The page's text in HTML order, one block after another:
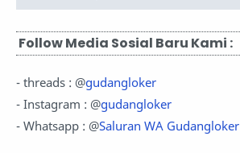
Follow Media Sosial Baru Kami :
- threads : @gudangloker
- Instagram : @gudangloker
- Whatsapp : @Saluran WA Gudangloker